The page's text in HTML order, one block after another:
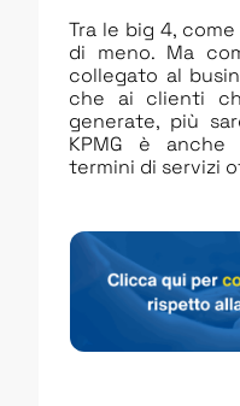
Tra le big 4,
di meno. Ma
collegato al
che ai clienti
generate, più
KPMG è
termini di servizi